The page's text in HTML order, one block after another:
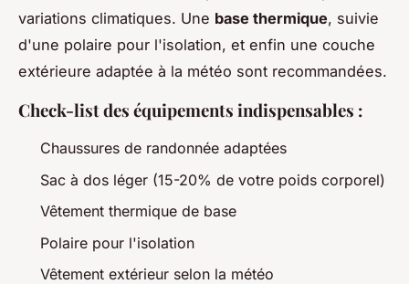
variations climatiques. Une base thermique, suivie
d'une polaire pour l'isolation, et enfin une couche
extérieure adaptée à la météo sont recommandées.
Check-list des équipements indispensables :
Chaussures de randonnée adaptées
Sac à dos léger (15-20% de votre poids corporel)
Vêtement thermique de base
Polaire pour l'isolation
Vêtement extérieur selon la météo